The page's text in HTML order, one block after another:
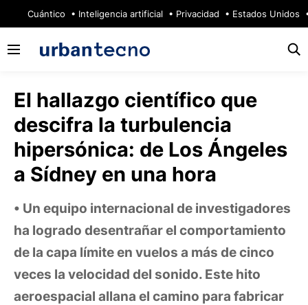
Cuántico Inteligencia artificial Privacidad Estados Unidos
El hallazgo científico que
descifra la turbulencia
hipersónica: de Los Ángeles
a Sídney en una hora
Un equipo internacional de investigadores
ha logrado desentrañar el comportamiento
de la capa límite en vuelos a más de cinco
veces la velocidad del sonido. Este hito
aeroespacial allana el camino para fabricar